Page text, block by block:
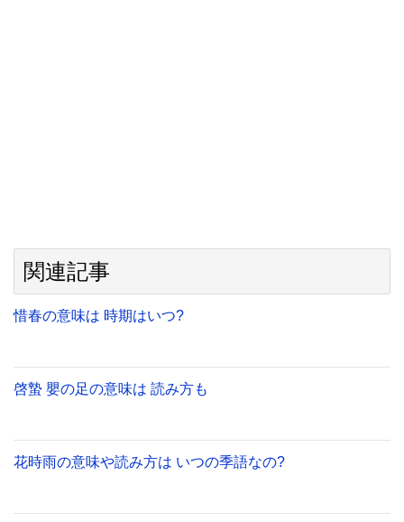
関連記事
惜春の意味は 時期はいつ?
啓蟄 嬰の足の意味は 読み方も
花時雨の意味や読み方は いつの季語なの?